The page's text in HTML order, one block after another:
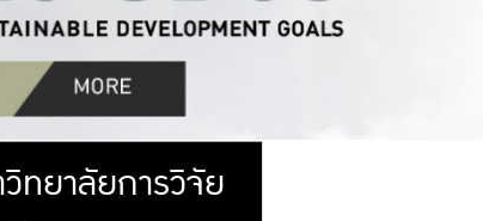
มหาวิทยาลัย
ทยาลัยการวิจัย